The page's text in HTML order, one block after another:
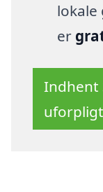
er
Indhent